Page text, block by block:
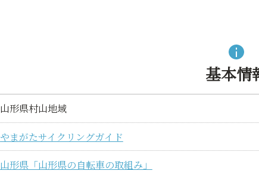
基本情
山形県村山地域
やまがたサイクリングガイド
山形県「山形県の自転車の取組み」